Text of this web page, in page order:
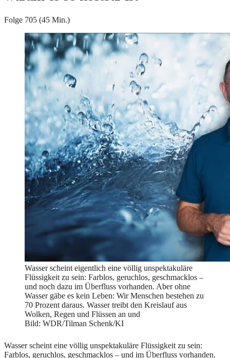
Folge 705 (45 Min.)
Wasser scheint eigentlich eine völlig unspektakuläre
Flüssigkeit zu sein: Farblos, geruchlos, geschmacklos –
und noch dazu im Überfluss vorhanden. Aber ohne
Wasser gäbe es kein Leben: Wir Menschen bestehen zu
70 Prozent daraus. Wasser treibt den Kreislauf aus
Wolken, Regen und Flüssen an und
Bild: WDR/Tilman Schenk/KI
Wasser scheint eine völlig unspektakuläre Flüssigkeit zu sein:
Farblos, geruchlos, geschmacklos – und im Überfluss vorhanden.